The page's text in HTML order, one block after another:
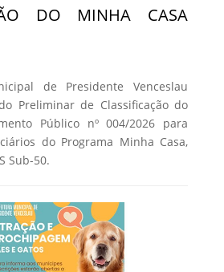
DO MINHA CASA
de Presidente Venceslau
Preliminar de Classificação do
Público nº 004/2026 para
do Programa Minha Casa,
Sub-50.